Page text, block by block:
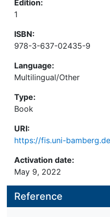
Edition:
1
ISBN:
978-3-637-02435-9
Language:
Multilingual/Other
Type:
Book
URI:
https://fis.uni-
Activation date:
May 9, 2022
Reference